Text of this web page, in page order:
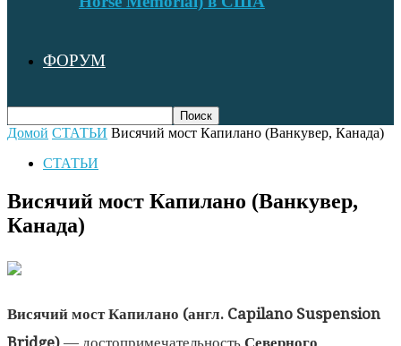
ФОРУМ
Домой СТАТЬИ Висячий мост Капилано (Ванкувер, Канада)
СТАТЬИ
Висячий мост Капилано (Ванкувер,
Канада)
Висячий мост Капилано (англ. Capilano Suspension
Bridge) — достопримечательность Северного